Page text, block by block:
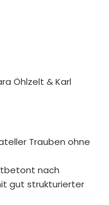
Öhlzelt & Karl
Trauben ohne
nach
gut strukturierter